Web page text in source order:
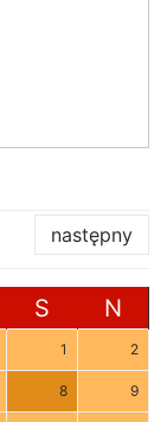
następny
S N
1 2
8 9